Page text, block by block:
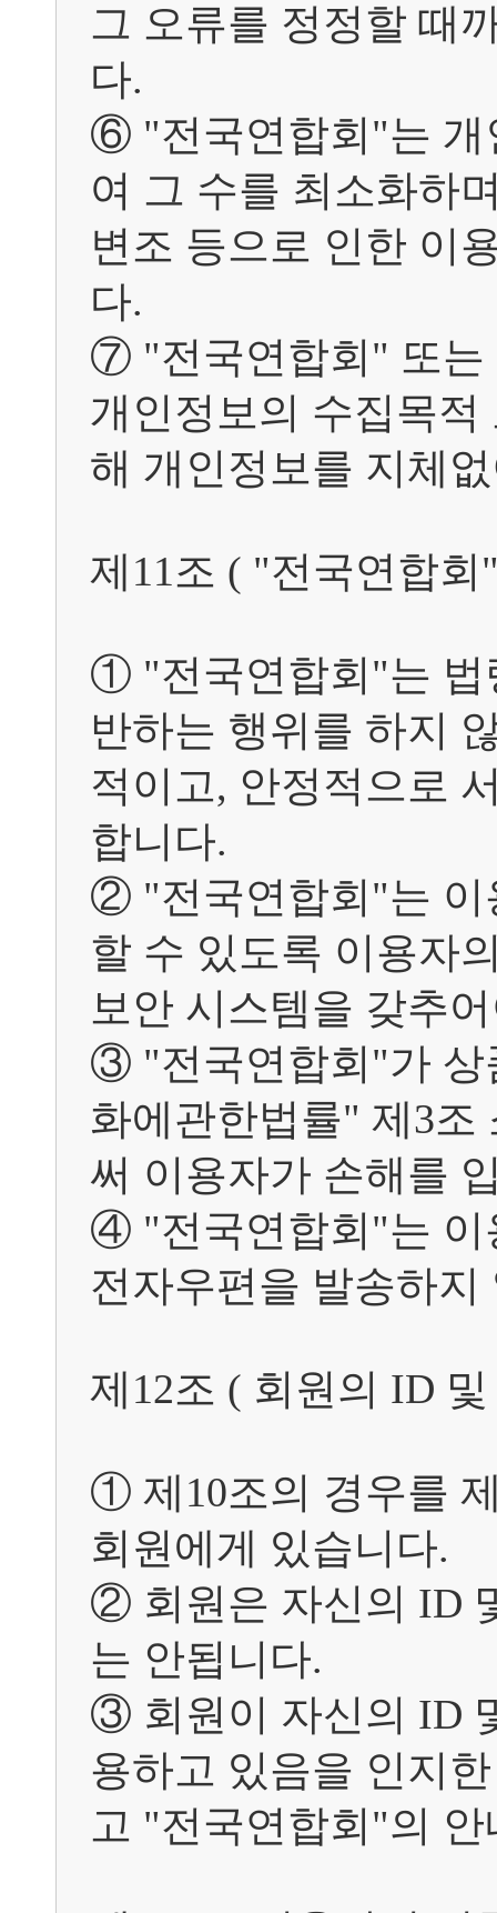
그 오류를 정정할 때
다.
⑥ "전국연합회"는 개
여 그 수를 최소화하
변조 등으로 인한 이
다.
⑦ "전국연합회" 또는
개인정보의 수집목
해 개인정보를 지체
제11조 ( "전국연합회
① "전국연합회"는 법
반하는 행위를 하지
적이고, 안정적으로
합니다.
② "전국연합회"는 이
할 수 있도록 이용자
보안 시스템을 갖추
③ "전국연합회"가 상
화에관한법률" 제3조
써 이용자가 손해를
④ "전국연합회"는 이
전자우편을 발송하지
제12조 ( 회원의 ID
① 제10조의 경우를
회원에게 있습니다.
② 회원은 자신의 ID
는 안됩니다.
③ 회원이 자신의 ID
용하고 있음을 인지
고 "전국연합회"의